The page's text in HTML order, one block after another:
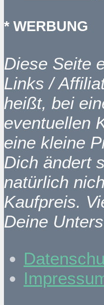
* WERBUNG
Diese Seite
Links /
heißt, bei
eventuellen
eine kleine
Dich ändert
natürlich
Kaufpreis.
Deine